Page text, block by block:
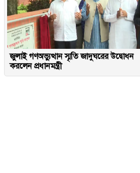
জুলাই গণঅভ্যুত্থান স্মৃতি জাদুঘরের উদ্বোধন
করলেন প্রধানমন্ত্রী